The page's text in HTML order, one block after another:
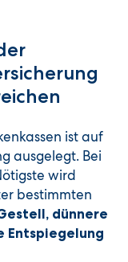
ist auf
ausgelegt. Bei
wird
bestimmten
dünnere
Entspiegelung